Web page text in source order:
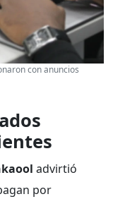
con anuncios
advirtió
por